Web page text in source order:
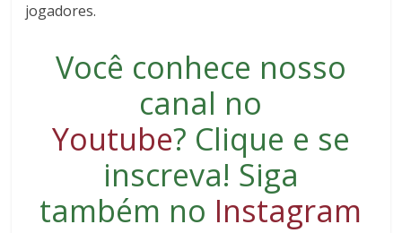
jogadores.
Você conhece nosso
canal no
Youtube? Clique e se
inscreva! Siga
também no Instagram